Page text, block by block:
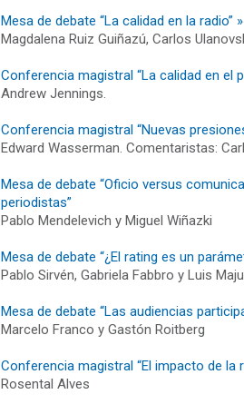
Mesa de debate “La calidad en la radio” »
Magdalena Ruiz Guiñazú, Carlos
Conferencia magistral “La calidad en el
Andrew Jennings.
Conferencia magistral “Nuevas
Edward Wasserman. Comentaristas:
Mesa de debate “Oficio versus
periodistas”
Pablo Mendelevich y Miguel Wiñazki
Mesa de debate “¿El rating es un
Pablo Sirvén, Gabriela Fabbro y Luis Majul
Mesa de debate “Las audiencias
Marcelo Franco y Gastón Roitberg
Conferencia magistral “El impacto de la
Rosental Alves